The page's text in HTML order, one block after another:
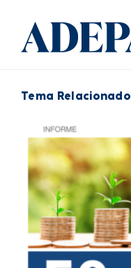
Tema Relacionado